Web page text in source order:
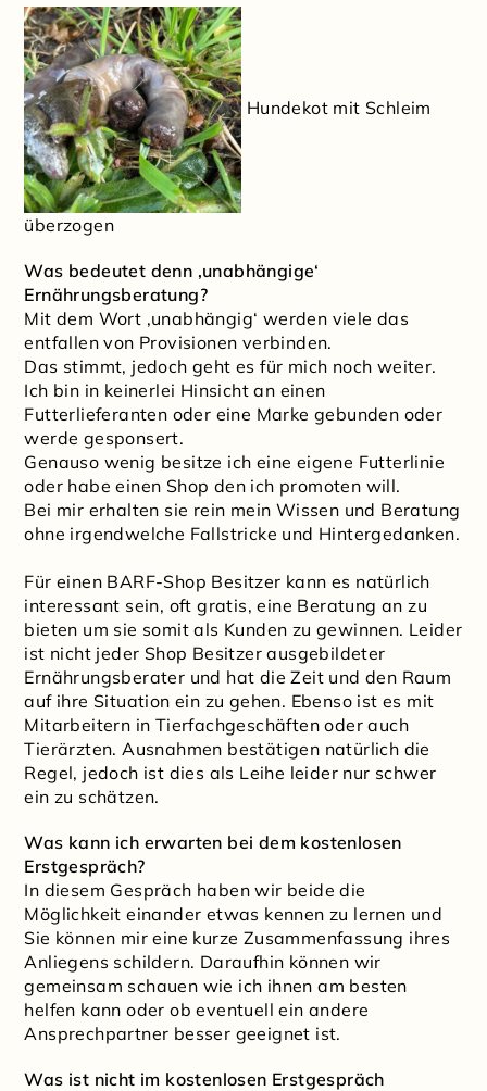
Hundekot mit Schleim
überzogen
Was bedeutet denn ‚unabhängige‘
Ernährungsberatung?
Mit dem Wort ‚unabhängig‘ werden viele das
entfallen von Provisionen verbinden.
Das stimmt, jedoch geht es für mich noch weiter.
Ich bin in keinerlei Hinsicht an einen
Futterlieferanten oder eine Marke gebunden oder
werde gesponsert.
Genauso wenig besitze ich eine eigene Futterlinie
oder habe einen Shop den ich promoten will.
Bei mir erhalten sie rein mein Wissen und Beratung
ohne irgendwelche Fallstricke und Hintergedanken.
Für einen BARF-Shop Besitzer kann es natürlich
interessant sein, oft gratis, eine Beratung an zu
bieten um sie somit als Kunden zu gewinnen. Leider
ist nicht jeder Shop Besitzer ausgebildeter
Ernährungsberater und hat die Zeit und den Raum
auf ihre Situation ein zu gehen. Ebenso ist es mit
Mitarbeitern in Tierfachgeschäften oder auch
Tierärzten. Ausnahmen bestätigen natürlich die
Regel, jedoch ist dies als Leihe leider nur schwer
ein zu schätzen.
Was kann ich erwarten bei dem kostenlosen
Erstgespräch?
In diesem Gespräch haben wir beide die
Möglichkeit einander etwas kennen zu lernen und
Sie können mir eine kurze Zusammenfassung ihres
Anliegens schildern. Daraufhin können wir
gemeinsam schauen wie ich ihnen am besten
helfen kann oder ob eventuell ein andere
Ansprechpartner besser geeignet ist.
Was ist nicht im kostenlosen Erstgespräch